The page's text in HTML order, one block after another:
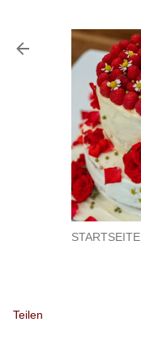
STARTSEITE
Teilen